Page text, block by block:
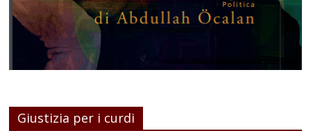
Giustizia per i curdi